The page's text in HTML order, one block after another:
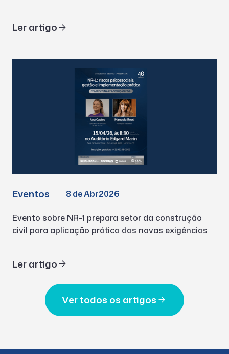
Ler artigo
Eventos 8 de Abr2026
Evento sobre NR-1 prepara setor da construção
civil para aplicação prática das novas exigências
Ler artigo
Ver todos os artigos